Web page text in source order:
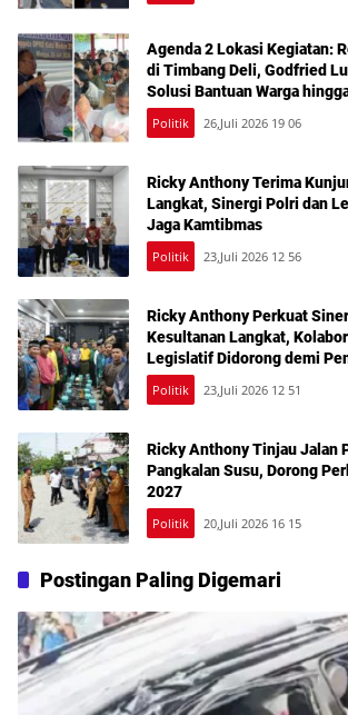
Agenda 2 Lokasi Kegiatan:
di Timbang Deli, Godfried
Solusi Bantuan Warga
Kesehatan Gratis
Politik 26,Juli 2026 19 06
Ricky Anthony Terima
Langkat, Sinergi Polri dan
Jaga Kamtibmas
Politik 23,Juli 2026 12 56
Ricky Anthony Perkuat
Kesultanan Langkat,
Legislatif Didorong demi
Politik 23,Juli 2026 12 51
Ricky Anthony Tinjau Jalan
Pangkalan Susu, Dorong
2027
Politik 20,Juli 2026 16 15
Postingan Paling Digemari